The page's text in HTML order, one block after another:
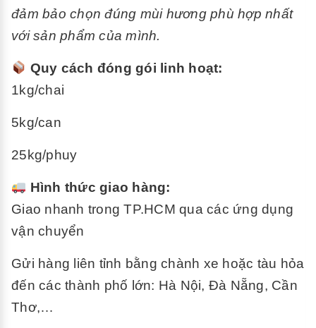
đảm bảo chọn đúng mùi hương phù hợp nhất
với sản phẩm của mình.
Quy cách đóng gói linh hoạt:
1kg/chai
5kg/can
25kg/phuy
Hình thức giao hàng:
Giao nhanh trong TP.HCM qua các ứng dụng
vận chuyển
Gửi hàng liên tỉnh bằng chành xe hoặc tàu hỏa
đến các thành phố lớn: Hà Nội, Đà Nẵng, Cần
Thơ,…